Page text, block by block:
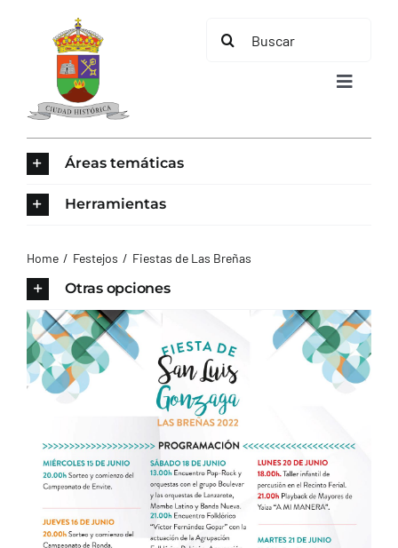
contenido
Buscar:
Toggle
AYUNTAMIENTO
TURISMO
Áreas temáticas
Herramientas
Home Festejos Fiestas de Las Breñas
Otras opciones